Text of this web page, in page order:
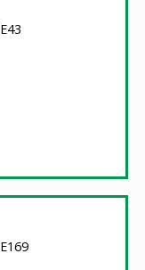
E43
E169